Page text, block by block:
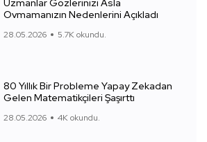
Uzmanlar Gözlerinizi Asla
Ovmamanızın Nedenlerini Açıkladı
28.05.2026 5.7K okundu.
80 Yıllık Bir Probleme Yapay Zekadan
Gelen Matematikçileri Şaşırttı
28.05.2026 4K okundu.